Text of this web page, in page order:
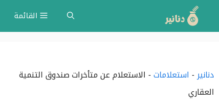
انتقل
إلى
القائمة
دنانير- استعلامات- الاستعلام عن متأخرات صندوق التنمية
العقاري